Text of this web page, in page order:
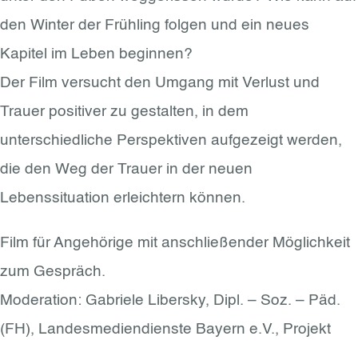
den Winter der Frühling folgen und ein neues
Kapitel im Leben beginnen?
Der Film versucht den Umgang mit Verlust und
Trauer positiver zu gestalten, in dem
unterschiedliche Perspektiven aufgezeigt werden,
die den Weg der Trauer in der neuen
Lebenssituation erleichtern können.
Film für Angehörige mit anschließender Möglichkeit
zum Gespräch.
Moderation: Gabriele Libersky, Dipl. – Soz. – Päd.
(FH), Landesmediendienste Bayern e.V., Projekt